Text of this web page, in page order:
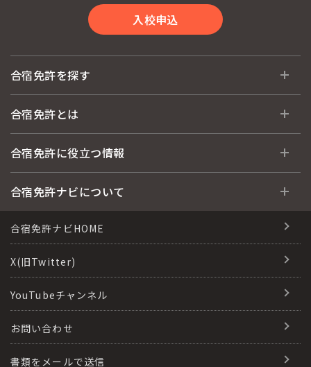
入校申込
合宿免許を探す
全国 教習所一覧
運転免許の種類(車種)
格安シーズン料金
出発地別おすすめ校
こだわり、テーマから探す
360度パノラマ教習所
教育訓練給付金制度
合宿免許とは
合宿免許とは
合宿免許選びのアドバイス
合宿免許の入校までの流れ
合宿免許での免許取得の流れ
運転免許別モデルスケジュール
合宿免許に役立つ情報
合宿免許に役立つ情報
免許取消・失効による再取得
冬・雪国の合宿免許は大丈夫？
みんなが選んだ合宿免許の条件
合宿免許ナビについて
会社情報・代表メッセージ
会社概要
会社沿革・歴史
登録商標
合宿免許ナビHOME
X(旧Twitter)
YouTubeチャンネル
お問い合わせ
書類をメールで送信